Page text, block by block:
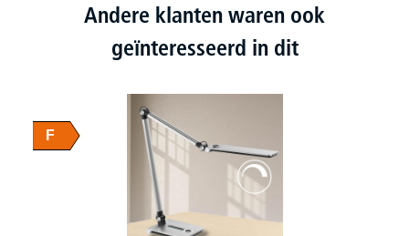
Andere klanten waren ook
geïnteresseerd in dit
F